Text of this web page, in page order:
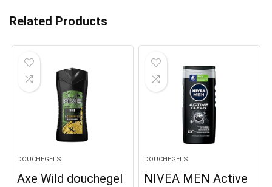
Related Products
DOUCHEGELS
Axe Wild douchegel
DOUCHEGELS
NIVEA MEN Active